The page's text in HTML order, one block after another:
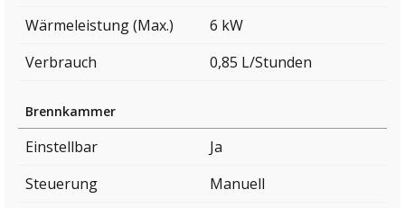
Wärmeleistung (Max.)
6 kW
Verbrauch
0,85 L/Stunden
Brennkammer
Einstellbar
Ja
Steuerung
Manuell